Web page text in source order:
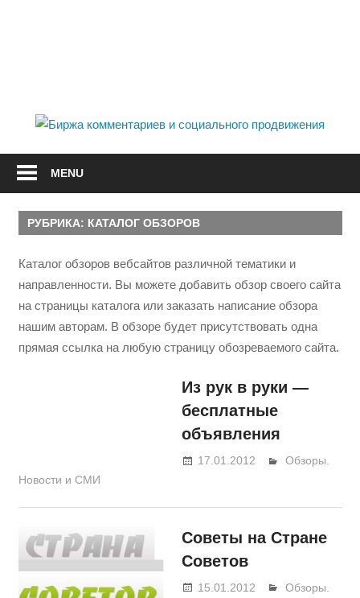
IPsar.ru
статей
обзоров
MENU
РУБРИКА: КАТАЛОГ ОБЗОРОВ
Каталог обзоров вебсайтов различной тематики и
направленности. Вы можете добавить обзор своего сайта
на страницы каталога или заказать написание обзора
нашим авторам. В обзоре будет присутствовать одна
прямая ссылка на любую страницу обозреваемого сайта.
Из рук в руки —
бесплатные
объявления
17.01.2012 BeerOleg
Обзоры.
Новости и СМИ
Советы на Стране
Советов
15.01.2012 BeerOleg
Обзоры.